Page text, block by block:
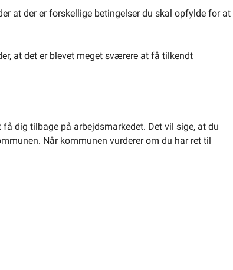
at der er forskellige betingelser du skal opfylde for at
at det er blevet meget sværere at få tilkendt
dig tilbage på arbejdsmarkedet. Det vil sige, at du
Når kommunen vurderer om du har ret til